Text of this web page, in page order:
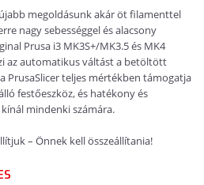
megoldásunk akár öt filamenttel
nagy sebességgel és alacsony
Prusa i3 MK3S+/MK3.5 és MK4
az automatikus váltást a betöltött
PrusaSlicer teljes mértékben támogatja
festőeszköz, és hatékony és
mindenki számára.
– Önnek kell összeállítania!